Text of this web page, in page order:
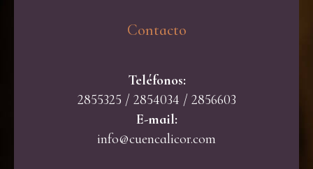
Contacto​
Teléfonos:
2855325 / 2854034 / 2856603
E-mail:
info@cuencalicor.com